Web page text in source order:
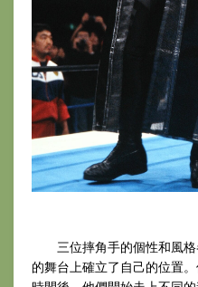
三位摔角手的個性和風格
的舞台上確立了自己的位置